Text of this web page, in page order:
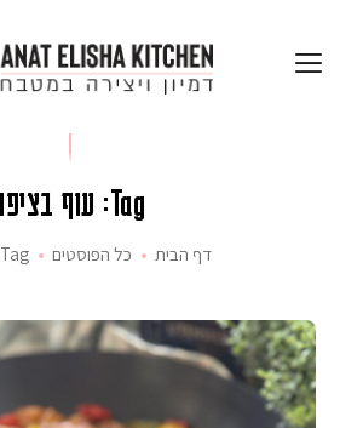
Tag: עוף בציפוי
דף הבית כל הפוסטים Tag: עוף בציפוי